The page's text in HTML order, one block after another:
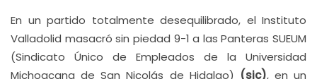
En un partido totalmente desequilibrado, el Instituto
Valladolid masacró sin piedad 9-1 a las Panteras SUEUM
(Sindicato Único de Empleados de la Universidad
Michoacana de San Nicolás de Hidalgo) (sic), en un